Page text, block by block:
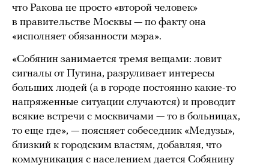
что Ракова не просто «второй человек»
в правительстве Москвы — по факту она
«исполняет обязанности мэра».
«Собянин занимается тремя вещами: ловит
сигналы от Путина, разруливает интересы
больших людей (а в городе постоянно какие-то
напряженные ситуации случаются) и проводит
всякие встречи с москвичами — то в больницах,
то еще где», — поясняет собеседник «Медузы»,
близкий к городским властям, добавляя, что
коммуникация с населением дается Собянину